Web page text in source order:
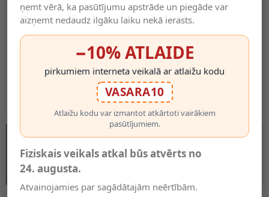
ņemt vērā, ka pasūtījumu apstrāde un piegāde var
aizņemt nedaudz ilgāku laiku nekā ierasts.
−10% ATLAIDE
pirkumiem interneta veikalā ar atlaižu kodu
VASARA10
Atlaižu kodu var izmantot atkārtoti vairākiem
pasūtījumiem.
Fiziskais veikals atkal būs atvērts no
24. augusta.
Atvainojamies par sagādātajām neērtībām.